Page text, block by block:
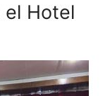
Hotel